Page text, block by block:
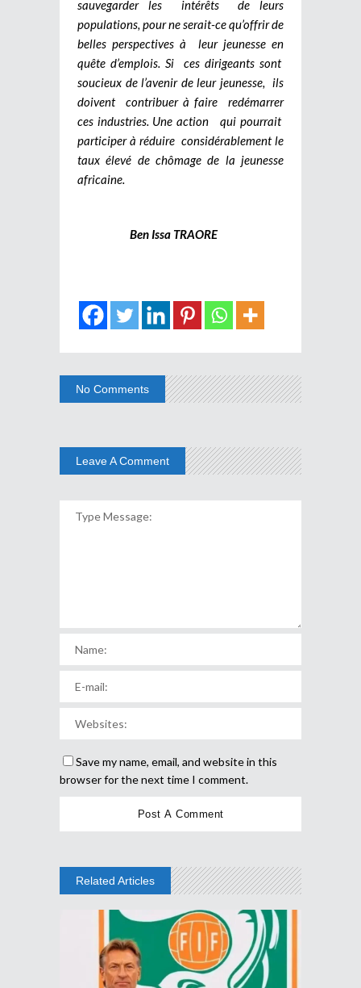
sauvegarder les intérêts de leurs
populations, pour ne serait-ce qu’offrir de
belles perspectives à leur jeunesse en
quête d’emplois. Si ces dirigeants sont
soucieux de l’avenir de leur jeunesse, ils
doivent contribuer à faire redémarrer
ces industries. Une action qui pourrait
participer à réduire considérablement le
taux élevé de chômage de la jeunesse
africaine.
Ben Issa TRAORE
No Comments
Leave A Comment
Save my name, email, and website in this
browser for the next time I comment.
Related Articles